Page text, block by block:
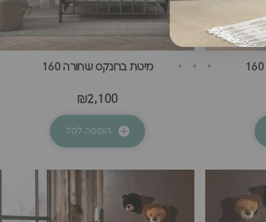
מיטת ברונקס שחורה 160
₪2,100
הוספה לסל